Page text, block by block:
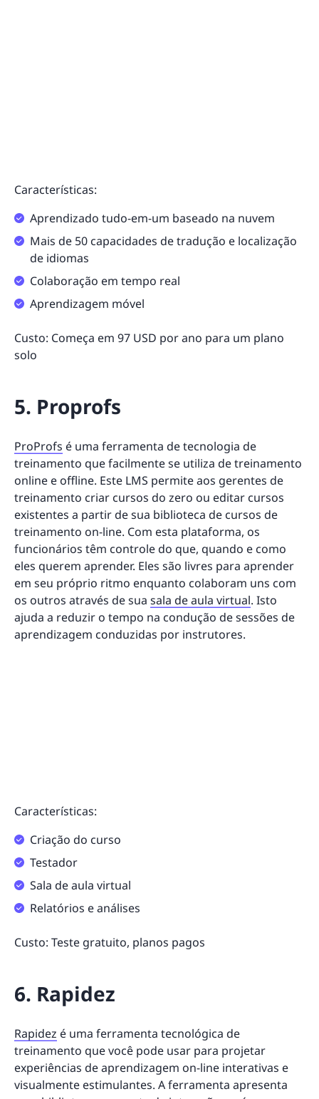
Características:
Aprendizado tudo-em-um baseado na nuvem
Mais de 50 capacidades de tradução e localização
de idiomas
Colaboração em tempo real
Aprendizagem móvel
Custo: Começa em 97 USD por ano para um plano
solo
5. Proprofs
ProProfs é uma ferramenta de tecnologia de
treinamento que facilmente se utiliza de treinamento
online e offline. Este LMS permite aos gerentes de
treinamento criar cursos do zero ou editar cursos
existentes a partir de sua biblioteca de cursos de
treinamento on-line. Com esta plataforma, os
funcionários têm controle do que, quando e como
eles querem aprender. Eles são livres para aprender
em seu próprio ritmo enquanto colaboram uns com
os outros através de sua sala de aula virtual. Isto
ajuda a reduzir o tempo na condução de sessões de
aprendizagem conduzidas por instrutores.
Características:
Criação do curso
Testador
Sala de aula virtual
Relatórios e análises
Custo: Teste gratuito, planos pagos
6. Rapidez
Rapidez é uma ferramenta tecnológica de
treinamento que você pode usar para projetar
experiências de aprendizagem on-line interativas e
visualmente estimulantes. A ferramenta apresenta